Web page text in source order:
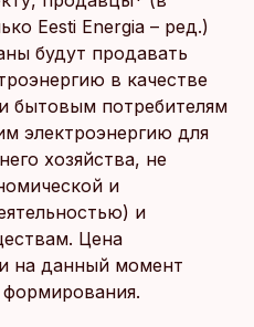
Eesti Energia – ред.)
будут продавать
в качестве
бытовым потребителям
электроэнергию для
хозяйства, не
и
и
Цена
на данный момент